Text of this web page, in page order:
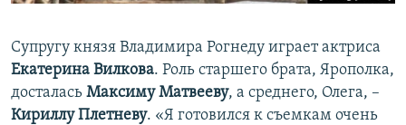
Супругу князя Владимира Рогнеду играет актриса
Екатерина Вилкова. Роль старшего брата, Ярополка,
досталась Максиму Матвееву, а среднего, Олега, –
Кириллу Плетневу. «Я готовился к съемкам очень